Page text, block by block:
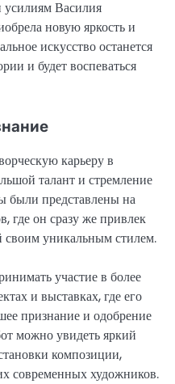
усилиям Василия
новую яркость и
искусство останется
и будет воспеваться
карьеру в
талант и стремление
были представлены на
где он сразу же привлек
своим уникальным стилем.
участие в более
и выставках, где его
признание и одобрение
можно увидеть яркий
композиции,
современных художников.